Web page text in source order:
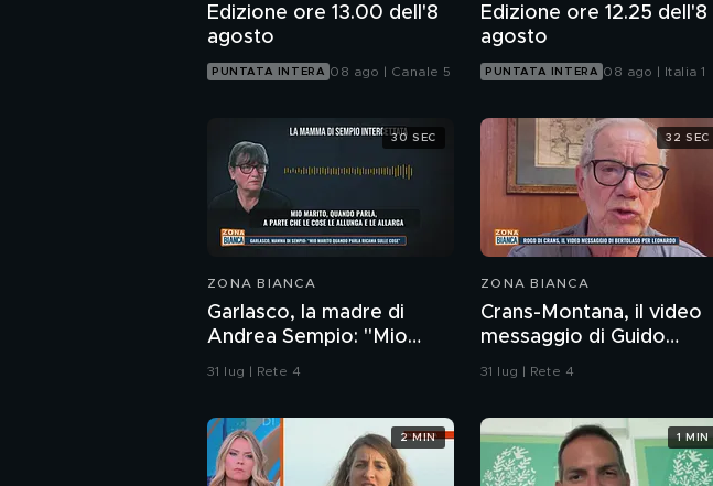
Edizione ore 13.00 dell'8
agosto
PUNTATA INTERA 08 ago | Canale 5
Edizione ore 12.25 dell'8
agosto
PUNTATA INTERA 08 ago | Italia 1
ZONA BIANCA
Garlasco, la madre di
Andrea Sempio: "Mio
marito quando parla
31 lug | Rete 4
30 SEC
ZONA BIANCA
Crans-Montana, il video
messaggio di Guido
Bertolaso per Leonardo
31 lug | Rete 4
32 SEC
2 MIN 1 MIN